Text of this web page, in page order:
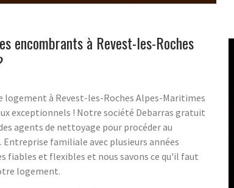
encombrants à Revest-les-Roches
logement à Revest-les-Roches Alpes-Maritimes
exceptionnels ! Notre société Debarras gratuit
agents de nettoyage pour procéder au
Entreprise familiale avec plusieurs années
fiables et flexibles et nous savons ce qu'il faut
logement.